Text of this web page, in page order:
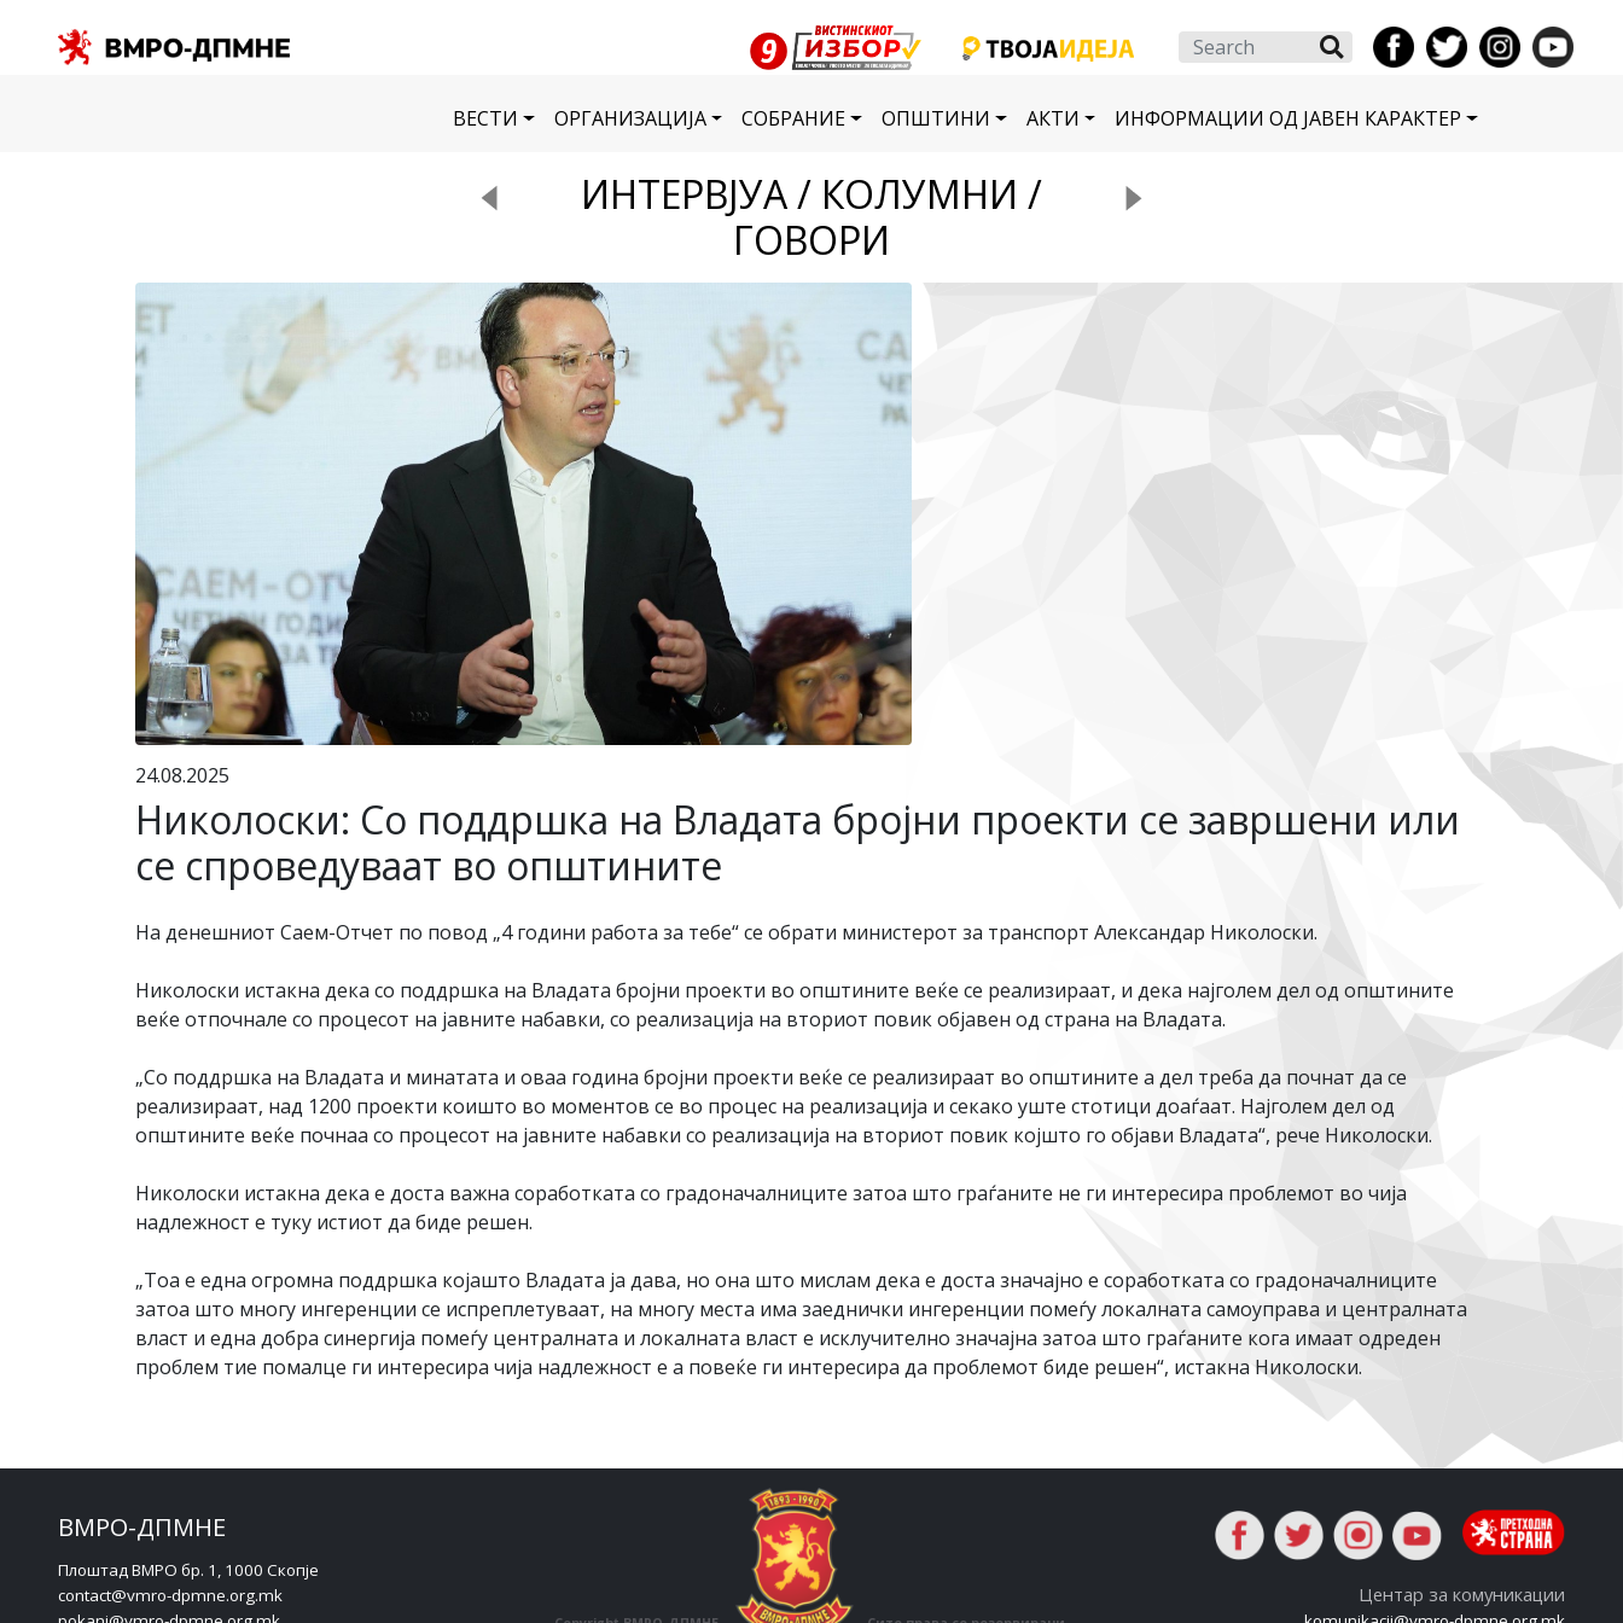
Search
ВЕСТИ ОРГАНИЗАЦИЈА СОБРАНИЕ ОПШТИНИ АКТИ ИНФОРМАЦИИ ОД ЈАВЕН КАРАКТЕР
ИНТЕРВЈУА / КОЛУМНИ /
ГОВОРИ
24.08.2025
Николоски: Со поддршка на Владата бројни проекти се завршени или
се спроведуваат во општините
На денешниот Саем-Отчет по повод „4 години работа за тебе“ се обрати министерот за транспорт Александар Николоски.
Николоски истакна дека со поддршка на Владата бројни проекти во општините веќе се реализираат, и дека најголем дел од општините
веќе отпочнале со процесот на јавните набавки, со реализација на вториот повик објавен од страна на Владата.
„Со поддршка на Владата и минатата и оваа година бројни проекти веќе се реализираат во општините а дел треба да почнат да се
реализираат, над 1200 проекти коишто во моментов се во процес на реализација и секако уште стотици доаѓаат. Најголем дел од
општините веќе почнаа со процесот на јавните набавки со реализација на вториот повик којшто го објави Владата“, рече Николоски.
Николоски истакна дека е доста важна соработката со градоначалниците затоа што граѓаните не ги интересира проблемот во чија
надлежност е туку истиот да биде решен.
„Тоа е една огромна поддршка којашто Владата ја дава, но она што мислам дека е доста значајно е соработката со градоначалниците
затоа што многу ингеренции се испреплетуваат, на многу места има заеднички ингеренции помеѓу локалната самоуправа и централната
власт и една добра синергија помеѓу централната и локалната власт е исклучително значајна затоа што граѓаните кога имаат одреден
проблем тие помалце ги интересира чија надлежност е а повеќе ги интересира да проблемот биде решен“, истакна Николоски.
ВМРО-ДПМНЕ
Плоштад ВМРО бр. 1, 1000 Скопје
contact@vmro-dpmne.org.mk
Центар за комуникации